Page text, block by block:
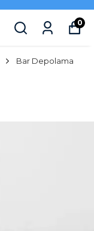
0
Bar Depolama